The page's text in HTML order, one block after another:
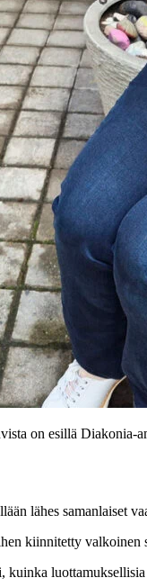
on esillä Diakonia-
lähes samanlaiset
kiinnitetty valkoinen